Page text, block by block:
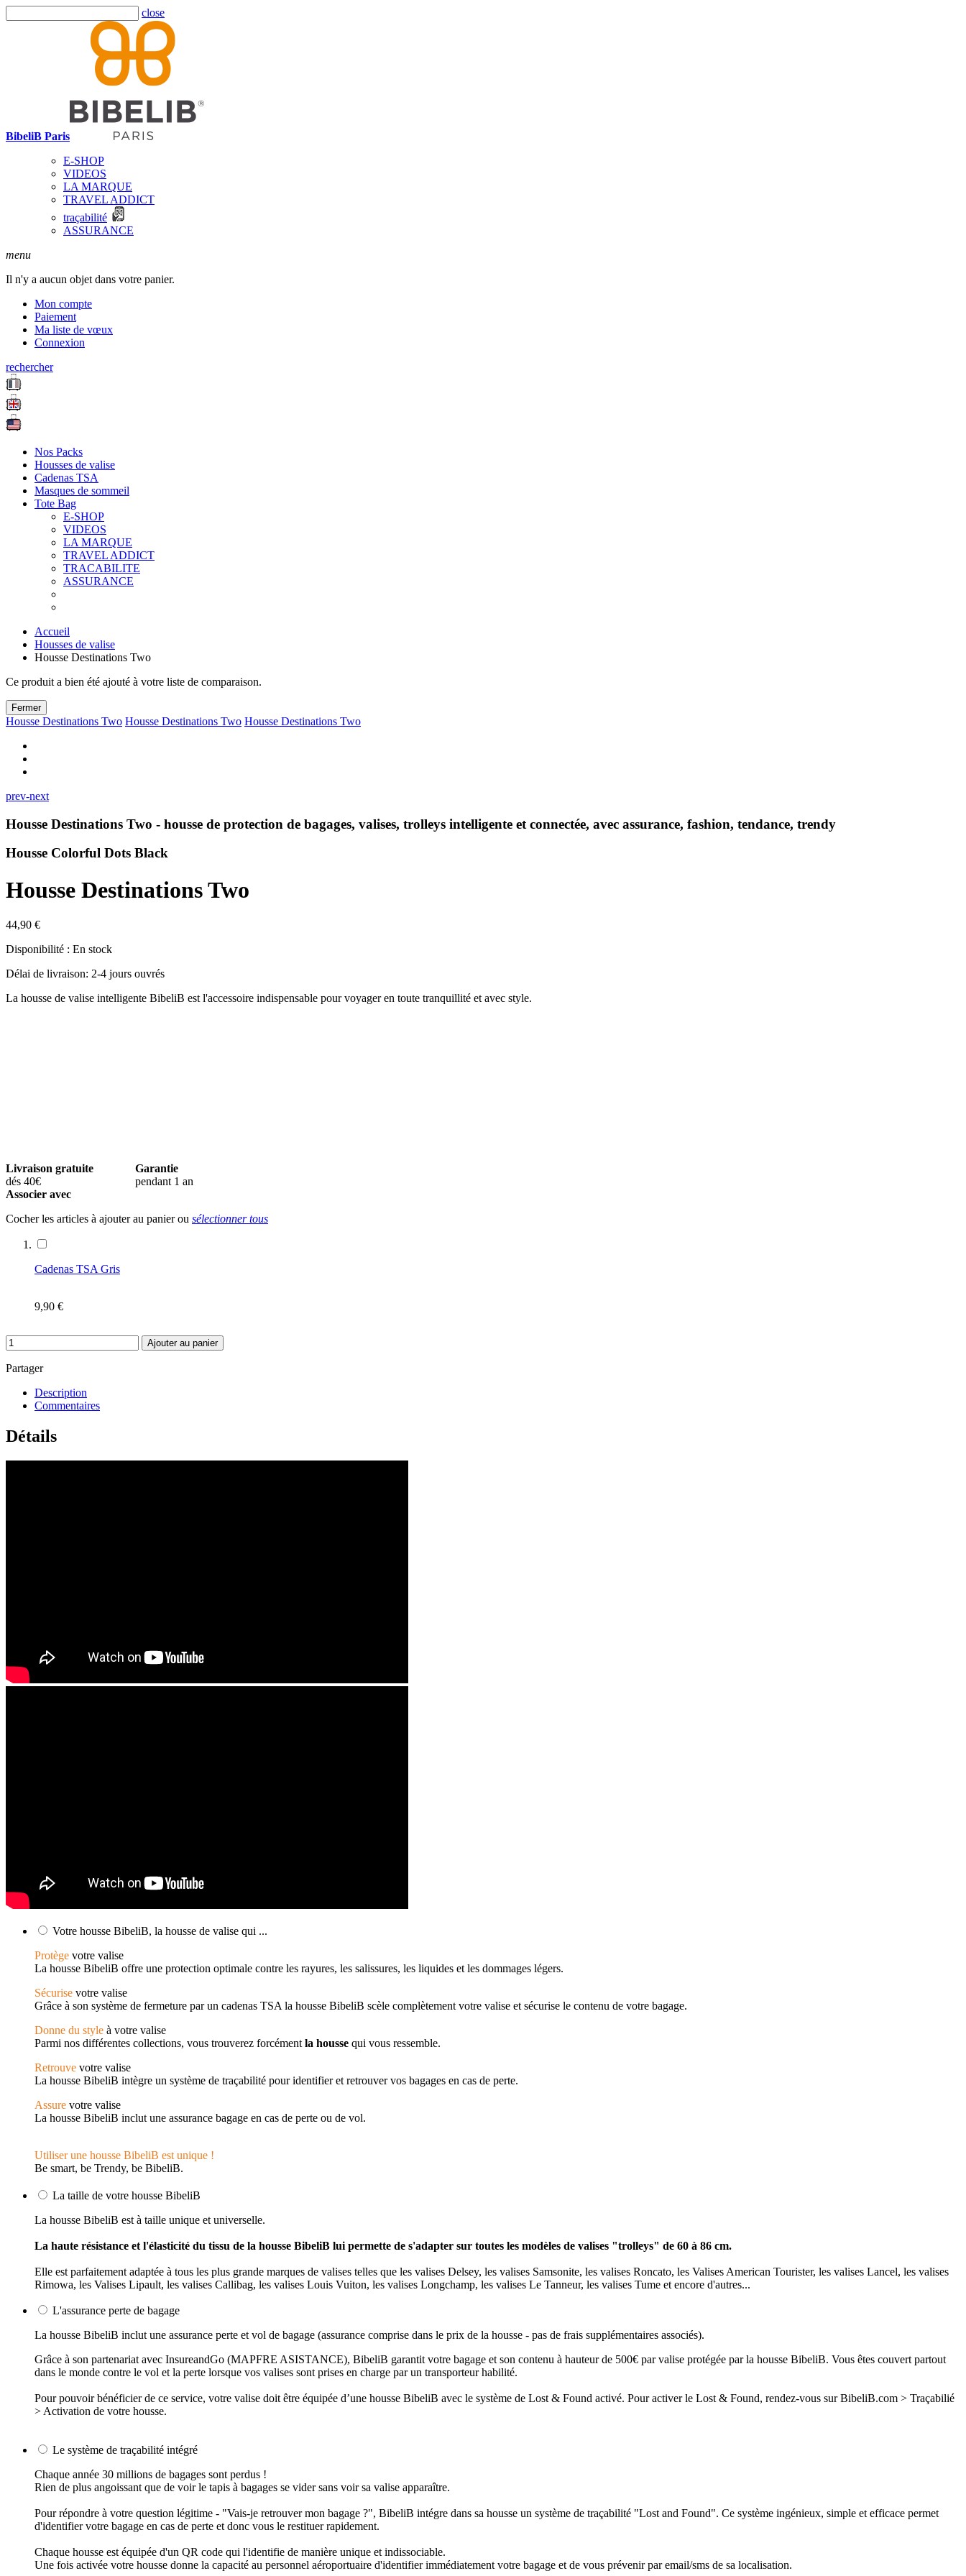
close
BibeliB Paris
E-SHOP
VIDEOS
LA MARQUE
TRAVEL ADDICT
traçabilité
ASSURANCE
menu
Il n'y a aucun objet dans votre panier.
Mon compte
Paiement
Ma liste de vœux
Connexion
rechercher
Nos Packs
Housses de valise
Cadenas TSA
Masques de sommeil
Tote Bag
E-SHOP
VIDEOS
LA MARQUE
TRAVEL ADDICT
TRACABILITE
ASSURANCE
Accueil
Housses de valise
Housse Destinations Two
Ce produit a bien été ajouté à votre liste de comparaison.
Fermer
Housse Destinations Two Housse Destinations Two Housse Destinations Two
prev-next
Housse Destinations Two - housse de protection de bagages, valises, trolleys intelligente et connectée, avec assurance, fashion, tendance, trendy
Housse Colorful Dots Black
Housse Destinations Two
44,90 €
Disponibilité : En stock
Délai de livraison: 2-4 jours ouvrés
La housse de valise intelligente BibeliB est l'accessoire indispensable pour voyager en toute tranquillité et avec style.
Livraison gratuite
dés 40€
Garantie
pendant 1 an
Associer avec
Cocher les articles à ajouter au panier ou sélectionner tous
Cadenas TSA Gris
9,90 €
Ajouter au panier
Partager
Description
Commentaires
Détails
Votre housse BibeliB, la housse de valise qui ...
Protège votre valise
La housse BibeliB offre une protection optimale contre les rayures, les salissures, les liquides et les dommages légers.
Sécurise votre valise
Grâce à son système de fermeture par un cadenas TSA la housse BibeliB scèle complètement votre valise et sécurise le contenu de votre bagage.
Donne du style à votre valise
Parmi nos différentes collections, vous trouverez forcément la housse qui vous ressemble.
Retrouve votre valise
La housse BibeliB intègre un système de traçabilité pour identifier et retrouver vos bagages en cas de perte.
Assure votre valise
La housse BibeliB inclut une assurance bagage en cas de perte ou de vol.
Utiliser une housse BibeliB est unique !
Be smart, be Trendy, be BibeliB.
La taille de votre housse BibeliB
La housse BibeliB est à taille unique et universelle.
La haute résistance et l'élasticité du tissu de la housse BibeliB lui permette de s'adapter sur toutes les modèles de valises "trolleys" de 60 à 86 cm.
Elle est parfaitement adaptée à tous les plus grande marques de valises telles que les valises Delsey, les valises Samsonite, les valises Roncato, les Valises American Tourister, les valises Lancel, les valises
Rimowa, les Valises Lipault, les valises Callibag, les valises Louis Vuiton, les valises Longchamp, les valises Le Tanneur, les valises Tume et encore d'autres...
L'assurance perte de bagage
La housse BibeliB inclut une assurance perte et vol de bagage (assurance comprise dans le prix de la housse - pas de frais supplémentaires associés).
Grâce à son partenariat avec InsureandGo (MAPFRE ASISTANCE), BibeliB garantit votre bagage et son contenu à hauteur de 500€ par valise protégée par la housse BibeliB. Vous êtes couvert partout
dans le monde contre le vol et la perte lorsque vos valises sont prises en charge par un transporteur habilité.
Pour pouvoir bénéficier de ce service, votre valise doit être équipée d’une housse BibeliB avec le système de Lost & Found activé. Pour activer le Lost & Found, rendez-vous sur BibeliB.com > Traçabilié
> Activation de votre housse.
Le système de traçabilité intégré
Chaque année 30 millions de bagages sont perdus !
Rien de plus angoissant que de voir le tapis à bagages se vider sans voir sa valise apparaître.
Pour répondre à votre question légitime - "Vais-je retrouver mon bagage ?", BibeliB intégre dans sa housse un système de traçabilité "Lost and Found". Ce système ingénieux, simple et efficace permet
d'identifier votre bagage en cas de perte et donc vous le restituer rapidement.
Chaque housse est équipée d'un QR code qui l'identifie de manière unique et indissociable.
Une fois activée votre housse donne la capacité au personnel aéroportuaire d'identifier immédiatement votre bagage et de vous prévenir par email/sms de sa localisation.